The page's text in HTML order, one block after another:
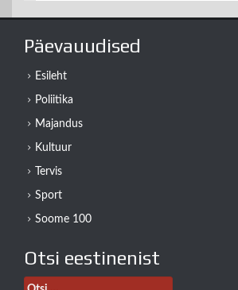
Päevauudised
Esileht
Poliitika
Majandus
Kultuur
Tervis
Sport
Soome 100
Otsi eestinenist
Otsi: